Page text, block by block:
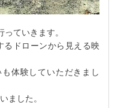
ていきます。
るドローンから見える映
体験していただきまし
ました。